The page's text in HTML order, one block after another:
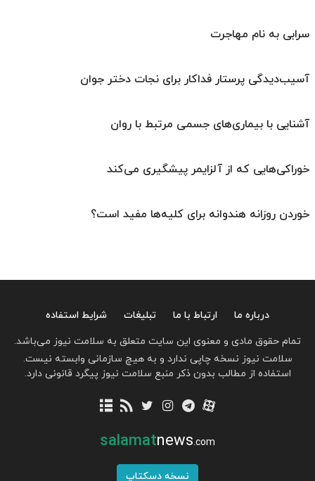
سرابی به نام مهاجرت
آسیب‌دیدگی پرستار فداکار برای نجات دختر جوان
آشنایی با بیماری‌های جسمی مرتبط با روان
خوراکی‌هایی که از آلزایمر پیشگیری می‌کند
خوردن روزانه هندوانه برای کلیه‌ها مفید است؟
درباره ما ارتباط با ما تبلیغات
شرایط استفاده
تمام حقوق مادی و معنوی این سایت متعلق به سلامت نیوز می‌باشد.
سلامت نیوز نسخه چاپی ندارد و به هیچ سازمانی وابسته نیست.
استفاده از مطالب بدون ذکر منبع سلامت نیوز پیگرد قانونی دارد.
salamatnews.com
نسخه دسکتاپ